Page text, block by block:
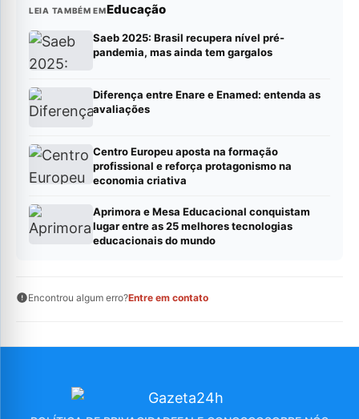
LEIA TAMBÉM EMEducação
Saeb 2025: Brasil recupera nível pré-
pandemia, mas ainda tem gargalos
Diferença entre Enare e Enamed: entenda as
avaliações
Centro Europeu aposta na formação
profissional e reforça protagonismo na
economia criativa
Aprimora e Mesa Educacional conquistam
lugar entre as 25 melhores tecnologias
educacionais do mundo
Encontrou algum erro?Entre em contato